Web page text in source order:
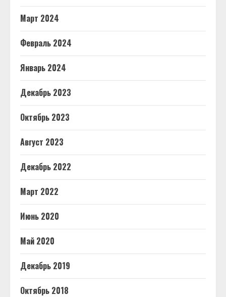
Март 2024
Февраль 2024
Январь 2024
Декабрь 2023
Октябрь 2023
Август 2023
Декабрь 2022
Март 2022
Июнь 2020
Май 2020
Декабрь 2019
Октябрь 2018